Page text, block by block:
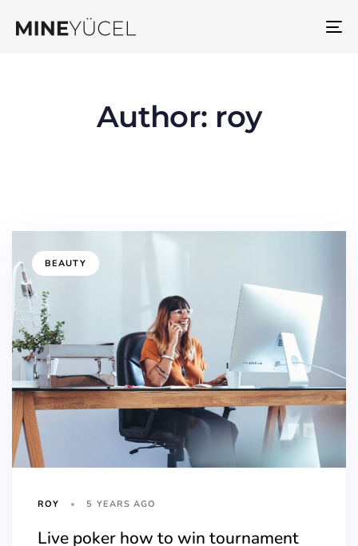
Author: roy
BEAUTY
ROY 5 YEARS AGO
Live poker how to win tournament